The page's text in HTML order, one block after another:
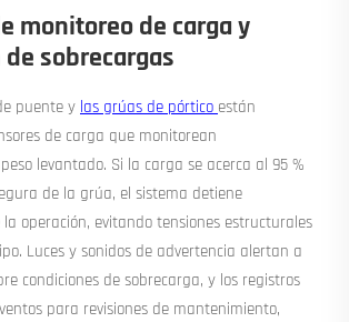
monitoreo de carga y
sobrecargas
puente y las grúas de pórtico están
de carga que monitorean
levantado. Si la carga se acerca al 95 %
de la grúa, el sistema detiene
operación, evitando tensiones estructurales
Luces y sonidos de advertencia alertan a
condiciones de sobrecarga, y los registros
para revisiones de mantenimiento,